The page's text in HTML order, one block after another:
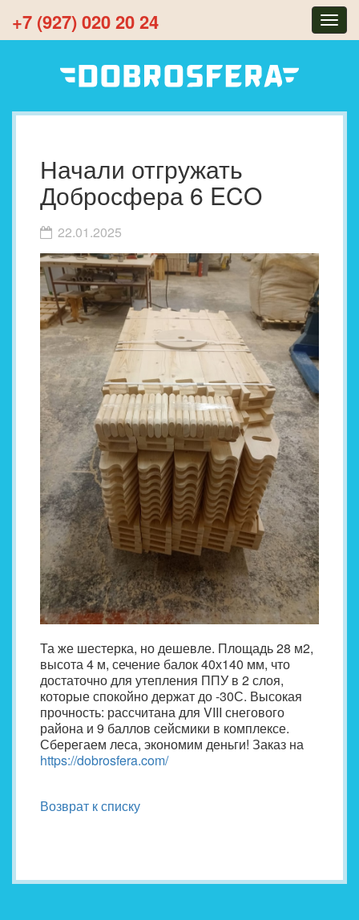
+7 (927) 020 20 24
Начали отгружать
Добросфера 6 ECO
22.01.2025
Та же шестерка, но дешевле. Площадь 28 м2,
высота 4 м, сечение балок 40х140 мм, что
достаточно для утепления ППУ в 2 слоя,
которые спокойно держат до -30С. Высокая
прочность: рассчитана для VIII снегового
района и 9 баллов сейсмики в комплексе.
Сберегаем леса, экономим деньги! Заказ на
https://dobrosfera.com/
Возврат к списку